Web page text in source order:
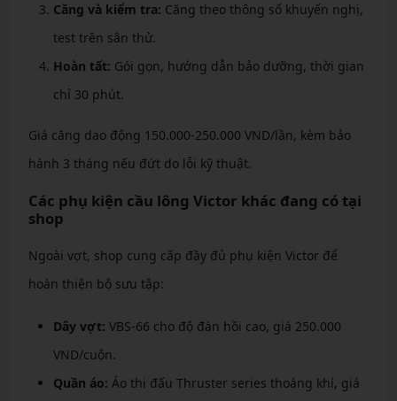
Căng và kiểm tra: Căng theo thông số khuyến nghị,
test trên sân thử.
Hoàn tất: Gói gọn, hướng dẫn bảo dưỡng, thời gian
chỉ 30 phút.
Giá căng dao động 150.000-250.000 VND/lần, kèm bảo
hành 3 tháng nếu đứt do lỗi kỹ thuật.
Các phụ kiện cầu lông Victor khác đang có tại
shop
Ngoài vợt, shop cung cấp đầy đủ phụ kiện Victor để
hoàn thiện bộ sưu tập:
Dây vợt: VBS-66 cho độ đàn hồi cao, giá 250.000
VND/cuộn.
Quần áo: Áo thi đấu Thruster series thoáng khí, giá